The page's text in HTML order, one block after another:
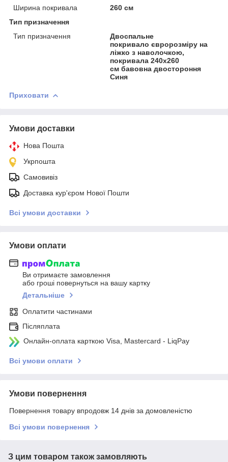
Ширина покривала
260 см
Тип призначення
Тип призначення
Двоспальне
покривало євророзміру на
ліжко з наволочкою,
покривала 240х260
см бавовна двостороння
Синя
Приховати
Умови доставки
Нова Пошта
Укрпошта
Самовивіз
Доставка кур'єром Нової Пошти
Всі умови доставки
Умови оплати
Ви отримаєте замовлення
або гроші повернуться на вашу картку
Детальніше
Оплатити частинами
Післяплата
Онлайн-оплата карткою Visa, Mastercard - LiqPay
Всі умови оплати
Умови повернення
Повернення товару впродовж 14 днів за домовленістю
Всі умови повернення
З цим товаром також замовляють